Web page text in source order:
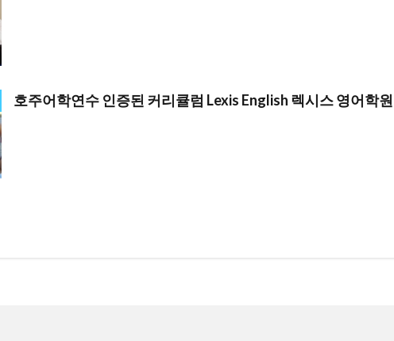
호주어학연수 인증된 커리큘럼 Lexis English 렉시스 영어학원